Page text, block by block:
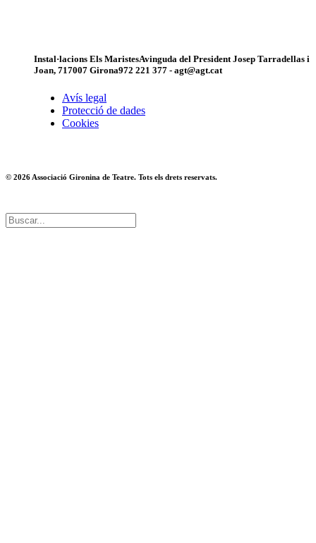
Instal·lacions Els MaristesAvinguda del President Josep Tarradellas i
Joan, 717007 Girona972 221 377 - agt@agt.cat
Avís legal
Protecció de dades
Cookies
© 2026 Associació Gironina de Teatre. Tots els drets reservats.